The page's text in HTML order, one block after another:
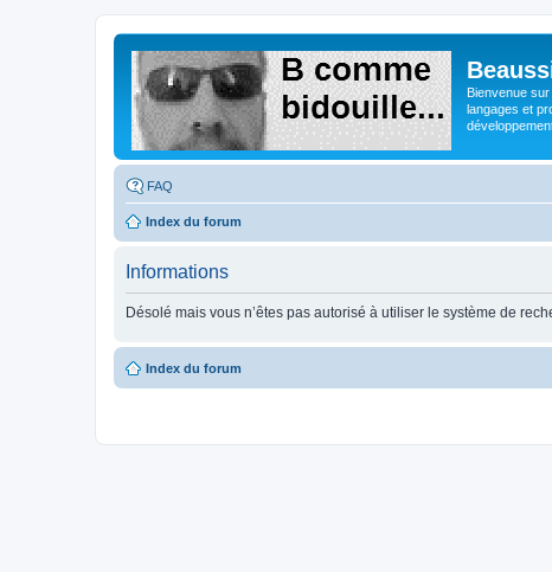
Bienvenue
langages et
FAQ
Index du forum
Informations
Désolé mais vous n’êtes pas autorisé à utiliser le système de
Index du forum